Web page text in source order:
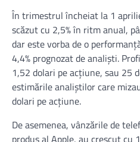
În trimestrul încheiat la 1
scăzut cu 2,5% în ritm anual,
dar este vorba de o
4,4% prognozat de analişti.
1,52 dolari pe acţiune, sau 25
estimările analiştilor care
dolari pe acţiune.
De asemenea, vânzările de
produs al Apple, au crescut cu